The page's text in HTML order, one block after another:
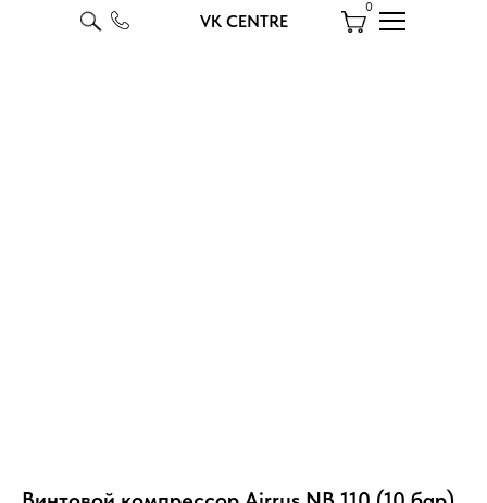
VK CENTRE
0